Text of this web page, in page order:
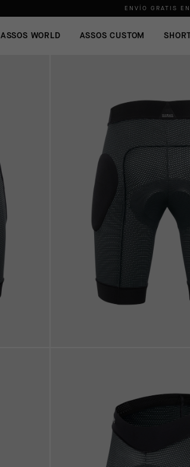
ENVÍO GRATIS
ASSOS WORLD ASSOS CUSTOM